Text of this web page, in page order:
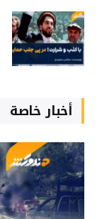
أخبار خاصة